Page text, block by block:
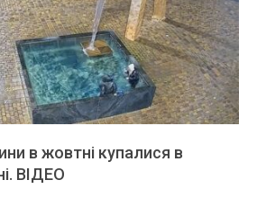
в жовтні купалися в
ВІДЕО